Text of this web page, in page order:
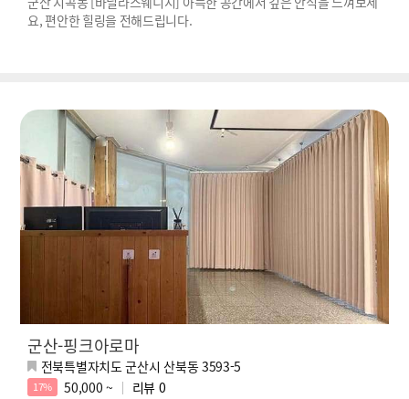
요, 편안한 힐링을 전해드립니다.
군산-핑크아로마
전북특별자치도 군산시 산북동 3593-5
17% 50,000 ~ 리뷰 0